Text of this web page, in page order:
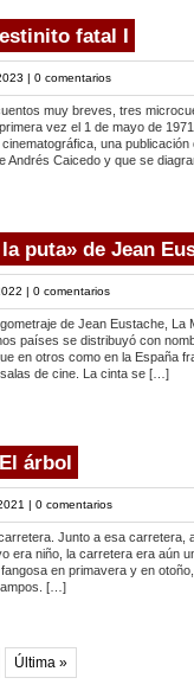
fatal I
| 0 comentarios
muy breves, tres
vez el 1 de mayo de
una publicación
Andrés Caicedo y que se
puta» de Jean
| 0 comentarios
de Jean Eustache, La
países se distribuyó con
en otros como en la España
de cine. La cinta se […]
árbol
| 0 comentarios
Junto a esa carretera,
era niño, la carretera era aún
en primavera y en
[…]
Última »